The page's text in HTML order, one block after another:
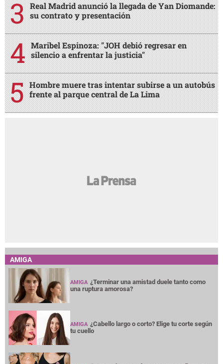
Real Madrid anunció la llegada de Yan Diomande:
su contrato y presentación
Maribel Espinoza: "JOH debió regresar en
silencio a enfrentar la justicia"
Hombre muere tras intentar subirse a un autobús
frente al parque central de La Lima
AMIGA
AMIGA ¿Terminar una amistad duele tanto como
una ruptura amorosa?
AMIGA ¿Cabello largo o corto? Elige tu corte según
tu cuello